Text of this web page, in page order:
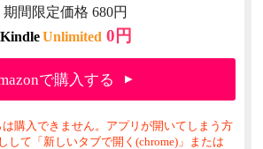
期間限定価格 680円
KindleUnlimited 0円
で購入する
購入できません。アプリが開いてしまう方
して「新しいタブで開く(chrome)」または